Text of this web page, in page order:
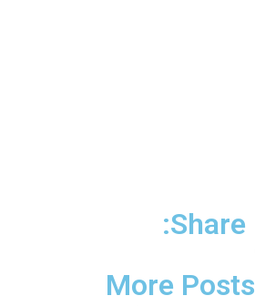
Share:
More Posts